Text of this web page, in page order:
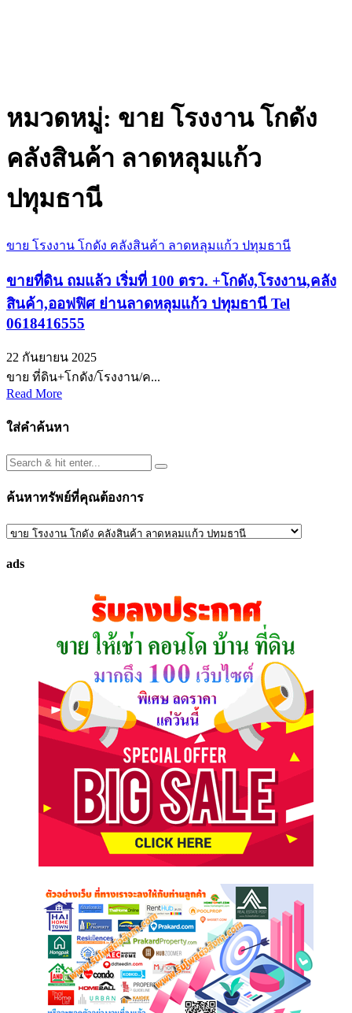
หมวดหมู่: ขาย โรงงาน โกดัง
คลังสินค้า ลาดหลุมแก้ว
ปทุมธานี
ขาย โรงงาน โกดัง คลังสินค้า ลาดหลุมแก้ว ปทุมธานี
ขายที่ดิน ถมแล้ว เริ่มที่ 100 ตรว. +โกดัง,โรงงาน,คลัง
สินค้า,ออฟฟิศ ย่านลาดหลุมแก้ว ปทุมธานี Tel
0618416555
22 กันยายน 2025
ขาย ที่ดิน+โกดัง/โรงงาน/ค...
Read More
ใส่คำค้นหา
ค้นหาทรัพย์ที่คุณต้องการ
ค้นหา
ที่
ads